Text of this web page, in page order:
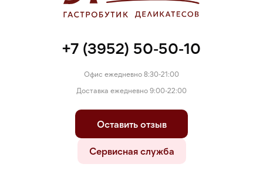
+7 (3952) 50-50-10
Офис ежедневно 8:30-21:00
Доставка ежедневно 9:00-22:00
Оставить отзыв
Сервисная служба